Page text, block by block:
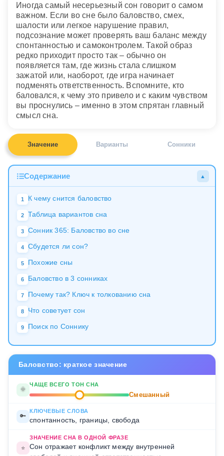
Иногда самый несерьезный сон говорит о самом
важном. Если во сне было баловство, смех,
шалости или легкое нарушение правил,
подсознание может проверять ваш баланс между
спонтанностью и самоконтролем. Такой образ
редко приходит просто так – обычно он
появляется там, где жизнь стала слишком
зажатой или, наоборот, где игра начинает
подменять ответственность. Вспомните, кто
баловался, к чему это привело и с каким чувством
вы проснулись – именно в этом спрятан главный
смысл сна.
Значение Варианты Сонники
Содержание ▲
1 К чему снится баловство
2 Таблица вариантов сна
3 Сонник 365: Баловство во сне
4 Сбудется ли сон?
5 Похожие сны
6 Баловство в 3 сонниках
7 Почему так? Ключ к толкованию сна
8 Что советует сон
9 Поиск по Соннику
Баловство: краткое значение
🌞
ЧАЩЕ ВСЕГО ТОН СНА
Смешанный
🔑
КЛЮЧЕВЫЕ СЛОВА
спонтанность, границы, свобода
⭐
ЗНАЧЕНИЕ СНА В ОДНОЙ ФРАЗЕ
Сон отражает конфликт между внутренней